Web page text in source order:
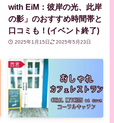
with EiM：彼岸の光、此岸
の影」のおすすめ時間帯と
口コミも！(イベント終了)
2025年1月15日 2025年5月23日